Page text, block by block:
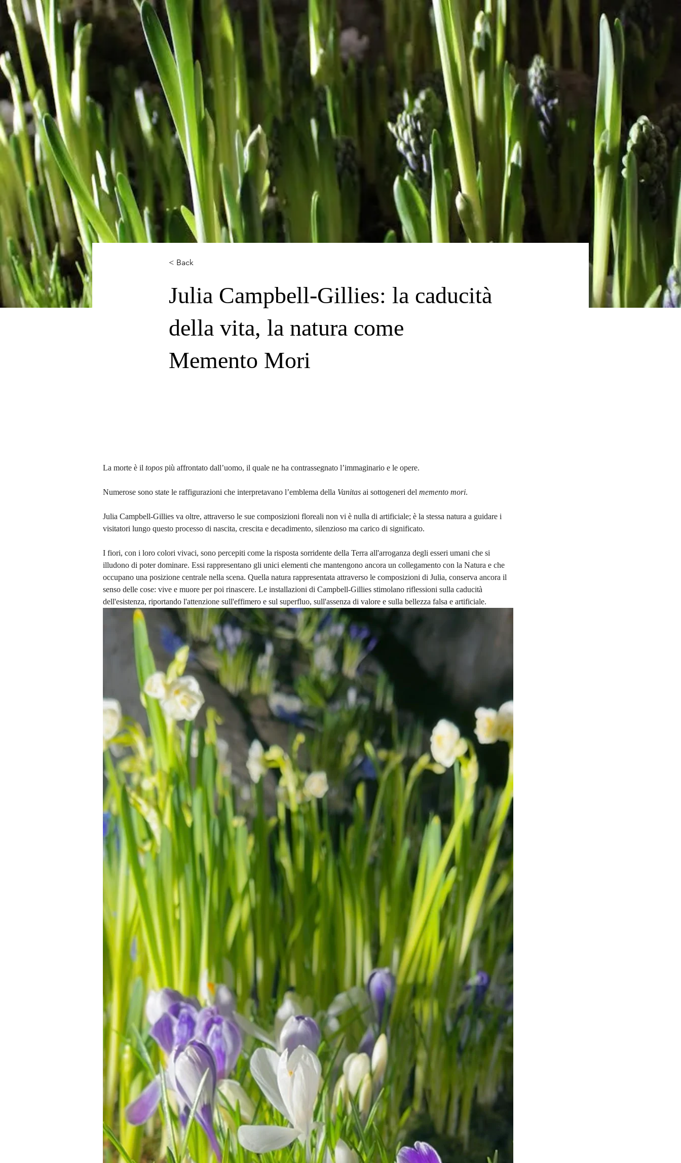
< Back
Julia Campbell-Gillies: la caducità
della vita, la natura come
Memento Mori
La morte è il topos più affrontato dall’uomo, il quale ne ha contrassegnato l’immaginario e le opere.
Numerose sono state le raffigurazioni che interpretavano l’emblema della Vanitas ai sottogeneri del memento mori.
Julia Campbell-Gillies va oltre, attraverso le sue composizioni floreali non vi è nulla di artificiale; è la stessa natura a guidare i
visitatori lungo questo processo di nascita, crescita e decadimento, silenzioso ma carico di significato.
I fiori, con i loro colori vivaci, sono percepiti come la risposta sorridente della Terra all'arroganza degli esseri umani che si
illudono di poter dominare. Essi rappresentano gli unici elementi che mantengono ancora un collegamento con la Natura e che
occupano una posizione centrale nella scena. Quella natura rappresentata attraverso le composizioni di Julia, conserva ancora il
senso delle cose: vive e muore per poi rinascere. Le installazioni di Campbell-Gillies stimolano riflessioni sulla caducità
dell'esistenza, riportando l'attenzione sull'effimero e sul superfluo, sull'assenza di valore e sulla bellezza falsa e artificiale.